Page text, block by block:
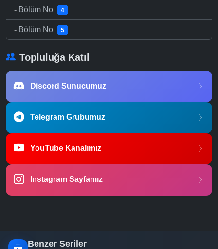
- Bölüm No: 4
- Bölüm No: 5
Topluluğa Katıl
Discord Sunucumuz
Telegram Grubumuz
YouTube Kanalımız
Instagram Sayfamız
Benzer Seriler